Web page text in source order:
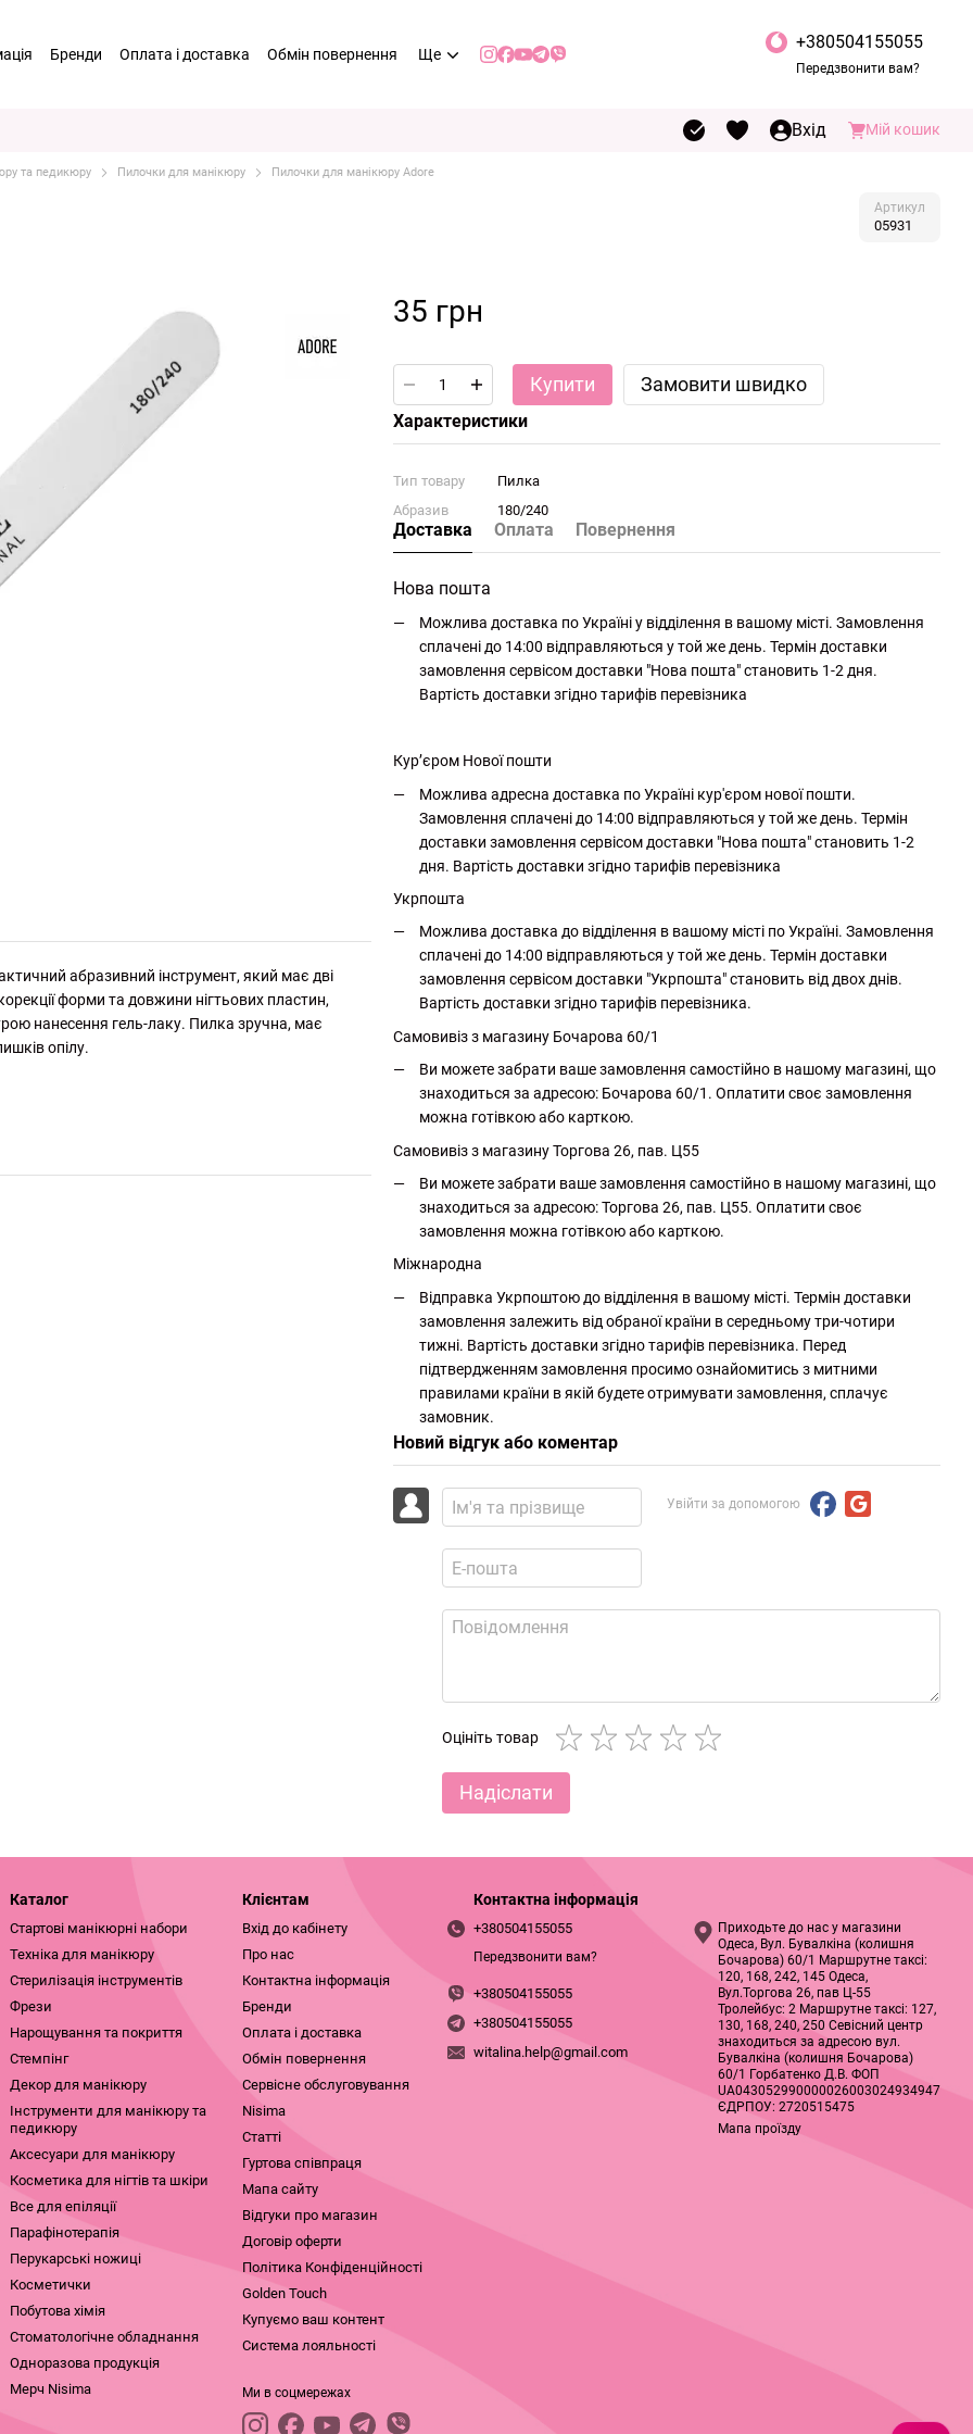
Бренди Оплата і доставка Обмін повернення Ще
+380504155055
Передзвонити вам?
Вхід Мій кошик
та педикюру Пилочки для манікюру Пилочки для манікюру Adore
Артикул
05931
абразивний інструмент, який має дві
форми та довжини нігтьових пластин,
нанесення гель-лаку. Пилка зручна, має
опілу.
35 грн
Купити Замовити швидко
Характеристики
Тип товару
Пилка
Абразив
180/240
Доставка Оплата Повернення
Нова пошта
Можлива доставка по Україні у відділення в вашому місті. Замовлення
сплачені до 14:00 відправляються у той же день. Термін доставки
замовлення сервісом доставки "Нова пошта" становить 1-2 дня.
Вартість доставки згідно тарифів перевізника
Кур’єром Нової пошти
Можлива адресна доставка по Україні кур'єром нової пошти.
Замовлення сплачені до 14:00 відправляються у той же день. Термін
доставки замовлення сервісом доставки "Нова пошта" становить 1-2
дня. Вартість доставки згідно тарифів перевізника
Укрпошта
Можлива доставка до відділення в вашому місті по Україні. Замовлення
сплачені до 14:00 відправляються у той же день. Термін доставки
замовлення сервісом доставки "Укрпошта" становить від двох днів.
Вартість доставки згідно тарифів перевізника.
Самовивіз з магазину Бочарова 60/1
Ви можете забрати ваше замовлення самостійно в нашому магазині, що
знаходиться за адресою: Бочарова 60/1. Оплатити своє замовлення
можна готівкою або карткою.
Самовивіз з магазину Торгова 26, пав. Ц55
Ви можете забрати ваше замовлення самостійно в нашому магазині, що
знаходиться за адресою: Торгова 26, пав. Ц55. Оплатити своє
замовлення можна готівкою або карткою.
Міжнародна
Відправка Укрпоштою до відділення в вашому місті. Термін доставки
замовлення залежить від обраної країни в середньому три-чотири
тижні. Вартість доставки згідно тарифів перевізника. Перед
підтвердженням замовлення просимо ознайомитись з митними
правилами країни в якій будете отримувати замовлення, сплачує
замовник.
Новий відгук або коментар
Увійти за допомогою
Оцініть товар
Надіслати
Каталог
Стартові манікюрні набори
Техніка для манікюру
Стерилізація інструментів
Фрези
Нарощування та покриття
Стемпінг
Декор для манікюру
Інструменти для манікюру та
педикюру
Аксесуари для манікюру
Косметика для нігтів та шкіри
Все для епіляції
Парафінотерапія
Перукарські ножиці
Косметички
Побутова хімія
Стоматологічне обладнання
Одноразова продукція
Мерч Nisima
Клієнтам
Вхід до кабінету
Про нас
Контактна інформація
Бренди
Оплата і доставка
Обмін повернення
Сервісне обслуговування
Nisima
Статті
Гуртова співпраця
Мапа сайту
Відгуки про магазин
Договір оферти
Політика Конфіденційності
Golden Touch
Купуємо ваш контент
Система лояльності
Ми в соцмережах
Контактна інформація
+380504155055
Передзвонити вам?
+380504155055
+380504155055
witalina.help@gmail.com
Приходьте до нас у магазини
Одеса, Вул. Бувалкіна (колишня
Бочарова) 60/1 Маршрутне таксі:
120, 168, 242, 145 Одеса,
Вул.Торгова 26, пав Ц-55
Тролейбус: 2 Маршрутне таксі: 127,
130, 168, 240, 250 Севісний центр
знаходиться за адресою вул.
Бувалкіна (колишня Бочарова)
60/1 Горбатенко Д.В. ФОП
UA043052990000026003024934947
ЄДРПОУ: 2720515475
Мапа проїзду